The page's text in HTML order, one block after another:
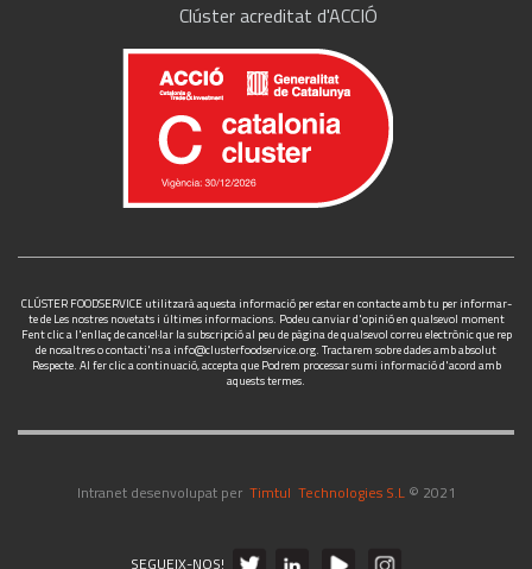
Clúster acreditat d'ACCIÓ
CLÚSTER FOODSERVICE utilitzarà aquesta informació per estar en contacte amb tu per informar-
te de Les nostres novetats i últimes informacions. Podeu canviar d'opinió en qualsevol moment
Fent clic a l'enllaç de cancel·lar la subscripció al peu de pàgina de qualsevol correu electrònic que rep
de nosaltres o contacti'ns a info@clusterfoodservice.org. Tractarem sobre dades amb absolut
Respecte. Al fer clic a continuació, accepta que Podrem processar sumi informació d'acord amb
aquests termes.
Intranet desenvolupat per Timtul Technologies S.L © 2021
SEGUEIX-NOS!